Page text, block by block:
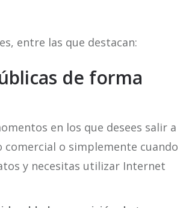
entre las que destacan:
de forma
en los que desees salir a
o simplemente cuando
y necesitas utilizar Internet